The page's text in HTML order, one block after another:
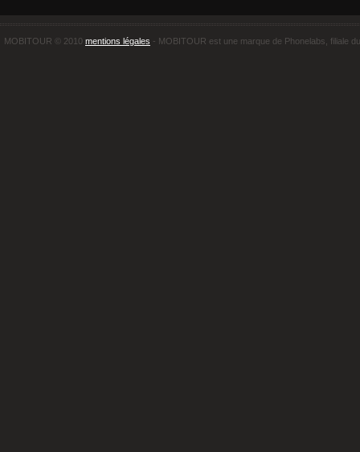
MOBITOUR © 2010 mentions légales - MOBITOUR est une marque de Phonelabs, filiale